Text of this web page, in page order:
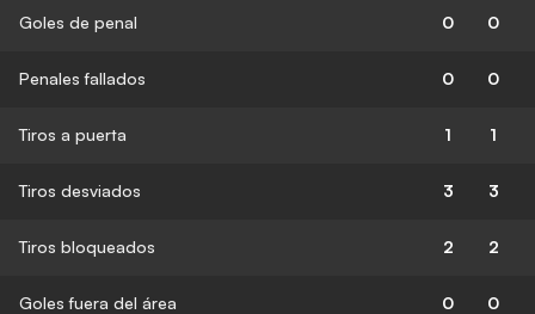
Goles de penal 0 0
Penales fallados 0 0
Tiros a puerta 1 1
Tiros desviados 3 3
Tiros bloqueados 2 2
Goles fuera del área 0 0